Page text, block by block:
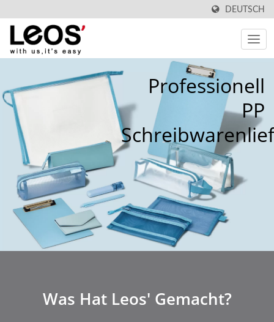
DEUTSCH
Professionell
PP
Was Hat Leos' Gemacht?